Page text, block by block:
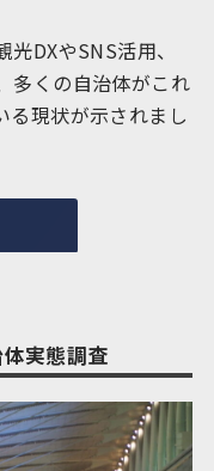
DXやSNS活用、
多くの自治体がこれ
る現状が示されまし
実態調査